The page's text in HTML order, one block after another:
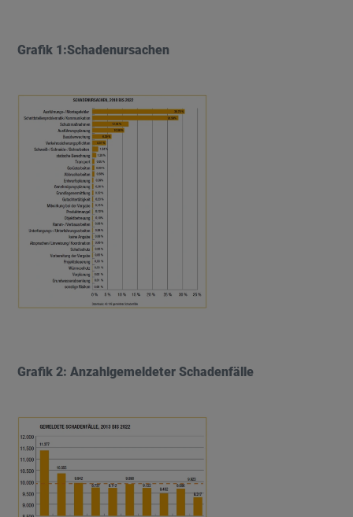
Grafik 1:Schadenursachen
Grafik 2: Anzahlgemeldeter Schadenfälle